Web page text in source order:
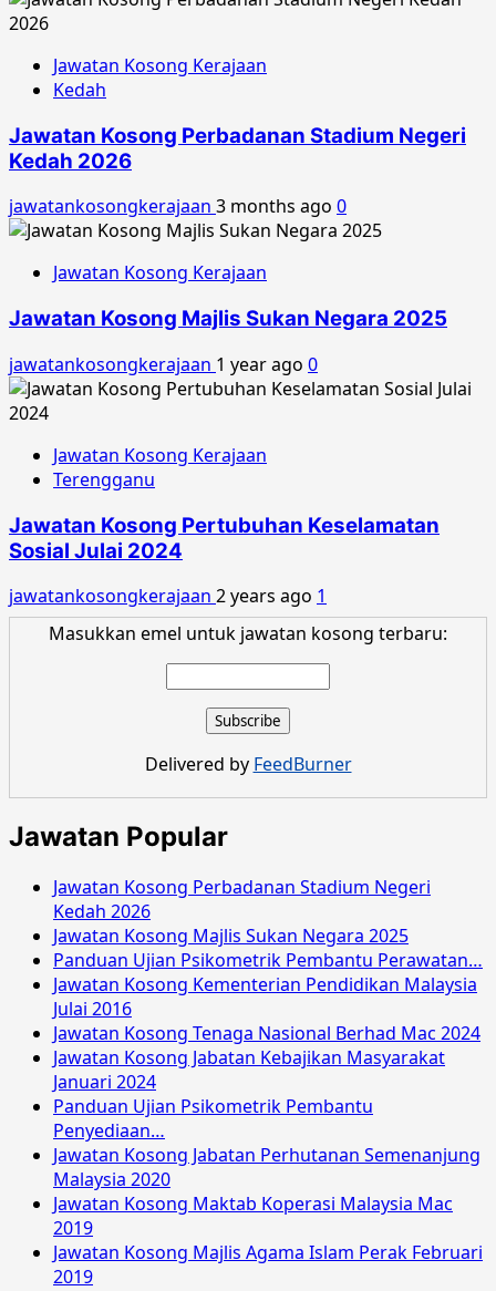
Jawatan Kosong Kerajaan
Kedah
Jawatan Kosong Perbadanan Stadium Negeri
Kedah 2026
jawatankosongkerajaan 3 months ago 0
Jawatan Kosong Kerajaan
Jawatan Kosong Majlis Sukan Negara 2025
jawatankosongkerajaan 1 year ago 0
Jawatan Kosong Kerajaan
Terengganu
Jawatan Kosong Pertubuhan Keselamatan
Sosial Julai 2024
jawatankosongkerajaan 2 years ago 1
Masukkan emel untuk jawatan kosong terbaru:
Delivered by FeedBurner
Jawatan Popular
Jawatan Kosong Perbadanan Stadium Negeri
Kedah 2026
Jawatan Kosong Majlis Sukan Negara 2025
Panduan Ujian Psikometrik Pembantu Perawatan…
Jawatan Kosong Kementerian Pendidikan Malaysia
Julai 2016
Jawatan Kosong Tenaga Nasional Berhad Mac 2024
Jawatan Kosong Jabatan Kebajikan Masyarakat
Januari 2024
Panduan Ujian Psikometrik Pembantu
Penyediaan…
Jawatan Kosong Jabatan Perhutanan Semenanjung
Malaysia 2020
Jawatan Kosong Maktab Koperasi Malaysia Mac
2019
Jawatan Kosong Majlis Agama Islam Perak Februari
2019